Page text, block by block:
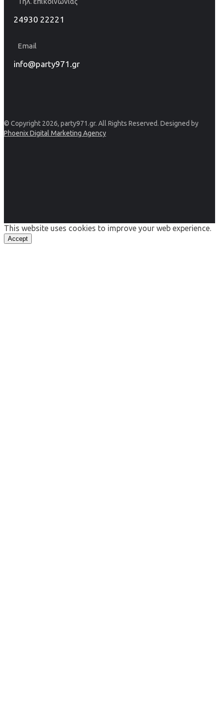
24930 22221
Email
info@party971.gr
© Copyright 2026, party971.gr. All Rights Reserved. Designed by
Phoenix Digital Marketing Agency
This website uses cookies to improve your web experience.
Accept